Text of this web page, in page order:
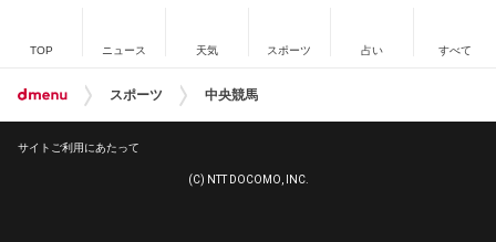
TOP ニュース 天気 スポーツ 占い すべて
スポーツ 中央競馬
サイトご利用にあたって
(C) NTT DOCOMO, INC.